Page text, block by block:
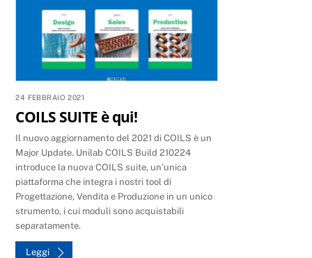
24 FEBBRAIO 2021
COILS SUITE è qui!
Il nuovo aggiornamento del 2021 di COILS è un
Major Update. Unilab COILS Build 210224
introduce la nuova COILS suite, un’unica
piattaforma che integra i nostri tool di
Progettazione, Vendita e Produzione in un unico
strumento, i cui moduli sono acquistabili
separatamente.
Leggi